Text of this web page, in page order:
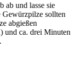
ab und lasse sie
Gewürzpilze sollten
abgießen
und ca. drei Minuten